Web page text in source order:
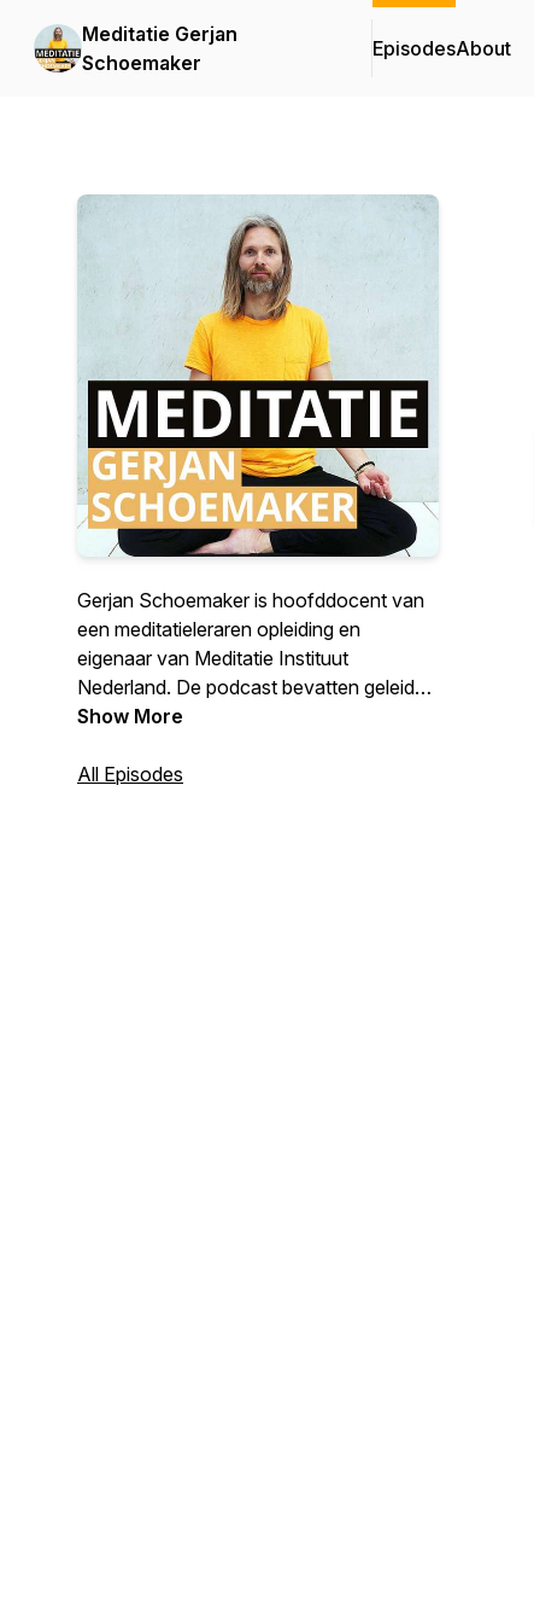
Meditatie Gerjan
Schoemaker
EpisodesAbout
Gerjan Schoemaker is hoofddocent van
een meditatieleraren opleiding en
eigenaar van Meditatie Instituut
Nederland. De podcast bevatten geleide
meditaties, inspirerende verhalen en
filosofieën waarvan met name
Show More
All Episodes